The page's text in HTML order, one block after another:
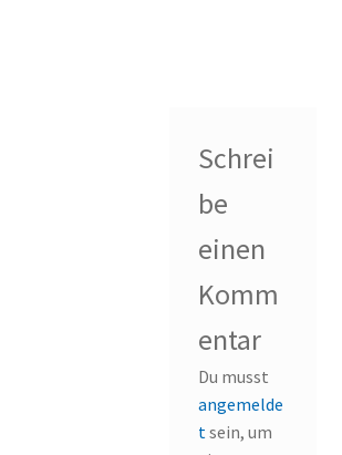
Schrei
be
einen
Komm
entar
Du musst
angemelde
tsein, um